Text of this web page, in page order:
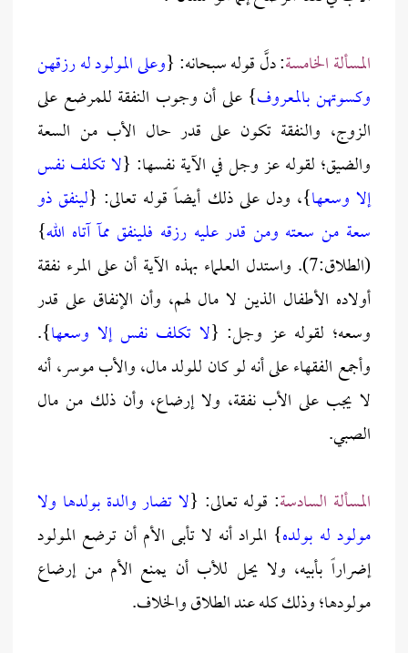
المسألة الخامسة: دلَّ قوله سبحانه: {وعلى المولود له رزقهن
وكسوتهن بالمعروف} على أن وجوب النفقة للمرضع على
الزوج، والنفقة تكون على قدر حال الأب من السعة
والضيق؛ لقوله عز وجل في الآية نفسها: {لا تكلف نفس
إلا وسعها}، ودل على ذلك أيضاً قوله تعالى: {لينفق ذو
سعة من سعته ومن قدر عليه رزقه فلينفق ممآ آتاه الله}
(الطلاق:7). واستدل العلماء بهذه الآية أن على المرء نفقة
أولاده الأطفال الذين لا مال لهم، وأن الإنفاق على قدر
وسعه؛ لقوله عز وجل: {لا تكلف نفس إلا وسعها}.
وأجمع الفقهاء على أنه لو كان للولد مال، والأب موسر، أنه
لا يجب على الأب نفقة، ولا إرضاع، وأن ذلك من مال
الصبي.
المسألة السادسة: قوله تعالى: {لا تضار والدة بولدها ولا
مولود له بولده} المراد أنه لا تأبى الأم أن ترضع المولود
إضراراً بأبيه، ولا يحل للأب أن يمنع الأم من إرضاع
مولودها؛ وذلك كله عند الطلاق والخلاف.